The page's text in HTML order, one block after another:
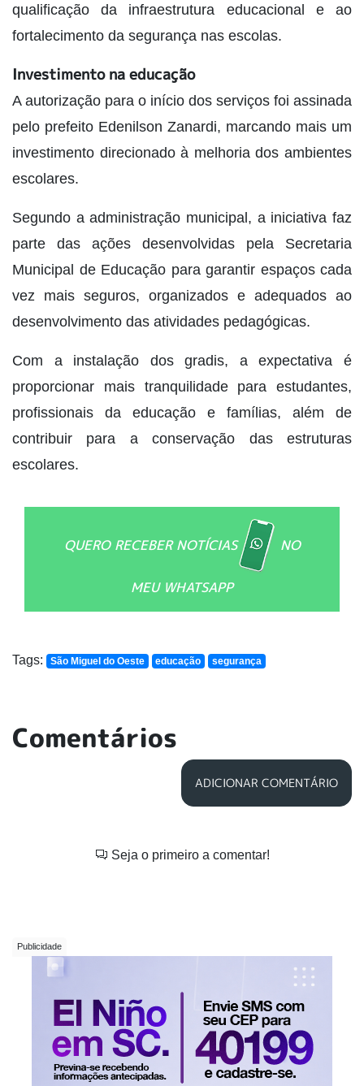
qualificação da infraestrutura educacional e ao
fortalecimento da segurança nas escolas.
Investimento na educação
A autorização para o início dos serviços foi assinada
pelo prefeito Edenilson Zanardi, marcando mais um
investimento direcionado à melhoria dos ambientes
escolares.
Segundo a administração municipal, a iniciativa faz
parte das ações desenvolvidas pela Secretaria
Municipal de Educação para garantir espaços cada
vez mais seguros, organizados e adequados ao
desenvolvimento das atividades pedagógicas.
Com a instalação dos gradis, a expectativa é
proporcionar mais tranquilidade para estudantes,
profissionais da educação e famílias, além de
contribuir para a conservação das estruturas
escolares.
QUERO RECEBER NOTÍCIAS NO
MEU WHATSAPP
Tags: São Miguel do Oeste educação segurança
Comentários
ADICIONAR COMENTÁRIO
Seja o primeiro a comentar!